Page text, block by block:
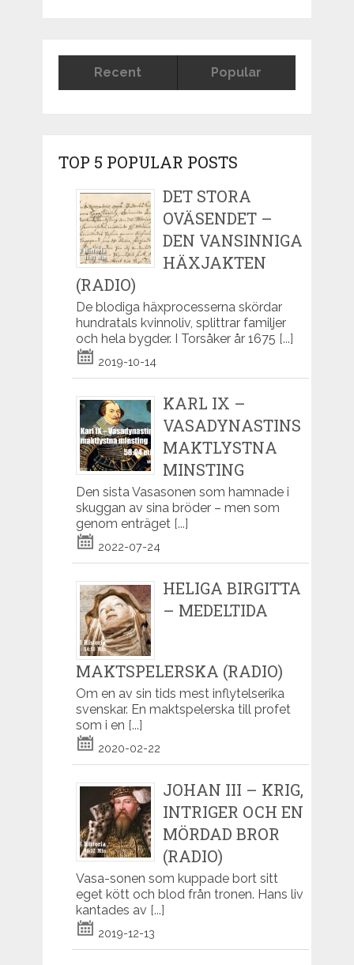
Recent Popular
TOP 5 POPULAR POSTS
DET STORA
OVÄSENDET –
DEN VANSINNIGA
HÄXJAKTEN
(RADIO)
De blodiga häxprocesserna skördar
hundratals kvinnoliv, splittrar familjer
och hela bygder. I Torsåker år 1675 [...]
2019-10-14
KARL IX –
VASADYNASTINS
MAKTLYSTNA
MINSTING
Den sista Vasasonen som hamnade i
skuggan av sina bröder – men som
genom enträget [...]
2022-07-24
HELIGA BIRGITTA
– MEDELTIDA
MAKTSPELERSKA (RADIO)
Om en av sin tids mest inflytelserika
svenskar. En maktspelerska till profet
som i en [...]
2020-02-22
JOHAN III – KRIG,
INTRIGER OCH EN
MÖRDAD BROR
(RADIO)
Vasa-sonen som kuppade bort sitt
eget kött och blod från tronen. Hans liv
kantades av [...]
2019-12-13